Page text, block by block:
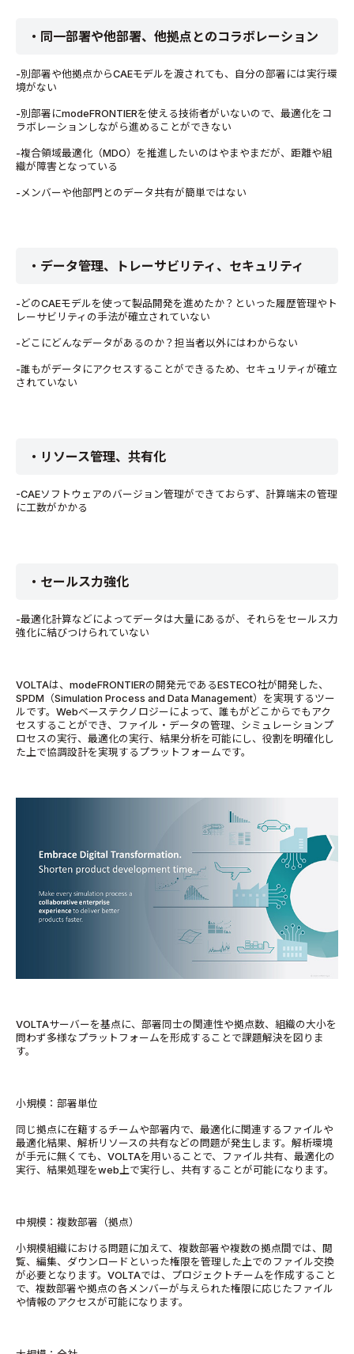
・同一部署や他部署、他拠点とのコラボレーション
-別部署や他拠点からCAEモデルを渡されても、自分の部署には実行環
境がない
-別部署にmodeFRONTIERを使える技術者がいないので、最適化をコ
ラボレーションしながら進めることができない
-複合領域最適化（MDO）を推進したいのはやまやまだが、距離や組
織が障害となっている
-メンバーや他部門とのデータ共有が簡単ではない
・データ管理、トレーサビリティ、セキュリティ
-どのCAEモデルを使って製品開発を進めたか？といった履歴管理やト
レーサビリティの手法が確立されていない
-どこにどんなデータがあるのか？担当者以外にはわからない
-誰もがデータにアクセスすることができるため、セキュリティが確立
されていない
・リソース管理、共有化
-CAEソフトウェアのバージョン管理ができておらず、計算端末の管理
に工数がかかる
・セールス力強化
-最適化計算などによってデータは大量にあるが、それらをセールス力
強化に結びつけられていない
VOLTAは、modeFRONTIERの開発元であるESTECO社が開発した、
SPDM（Simulation Process and Data Management）を実現するツー
ルです。Webベーステクノロジーによって、誰もがどこからでもアク
セスすることができ、ファイル・データの管理、シミュレーションプ
ロセスの実行、最適化の実行、結果分析を可能にし、役割を明確化し
た上で協調設計を実現するプラットフォームです。
VOLTAサーバーを基点に、部署同士の関連性や拠点数、組織の大小を
問わず多様なプラットフォームを形成することで課題解決を図りま
す。
小規模：部署単位
同じ拠点に在籍するチームや部署内で、最適化に関連するファイルや
最適化結果、解析リソースの共有などの問題が発生します。解析環境
が手元に無くても、VOLTAを用いることで、ファイル共有、最適化の
実行、結果処理をweb上で実行し、共有することが可能になります。
中規模：複数部署（拠点）
小規模組織における問題に加えて、複数部署や複数の拠点間では、閲
覧、編集、ダウンロードといった権限を管理した上でのファイル交換
が必要となります。VOLTAでは、プロジェクトチームを作成すること
で、複数部署や拠点の各メンバーが与えられた権限に応じたファイル
や情報のアクセスが可能になります。